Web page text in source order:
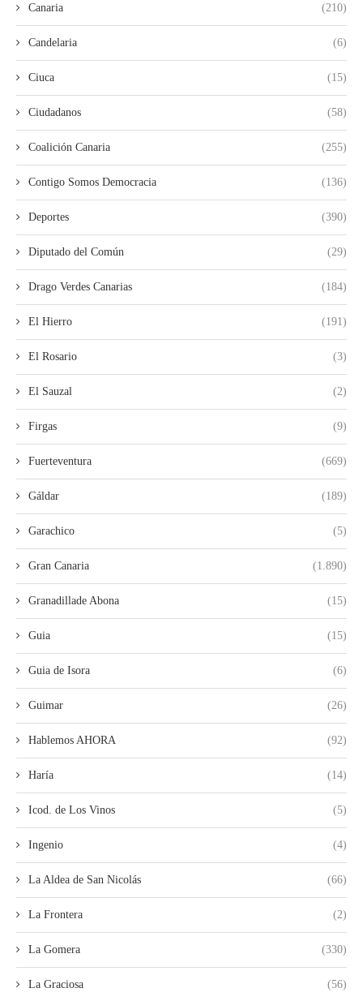
Canaria (210)
Candelaria (6)
Ciuca (15)
Ciudadanos (58)
Coalición Canaria (255)
Contigo Somos Democracia (136)
Deportes (390)
Diputado del Común (29)
Drago Verdes Canarias (184)
El Hierro (191)
El Rosario (3)
El Sauzal (2)
Firgas (9)
Fuerteventura (669)
Gáldar (189)
Garachico (5)
Gran Canaria (1.890)
Granadillade Abona (15)
Guia (15)
Guia de Isora (6)
Guimar (26)
Hablemos AHORA (92)
Haría (14)
Icod. de Los Vinos (5)
Ingenio (4)
La Aldea de San Nicolás (66)
La Frontera (2)
La Gomera (330)
La Graciosa (56)